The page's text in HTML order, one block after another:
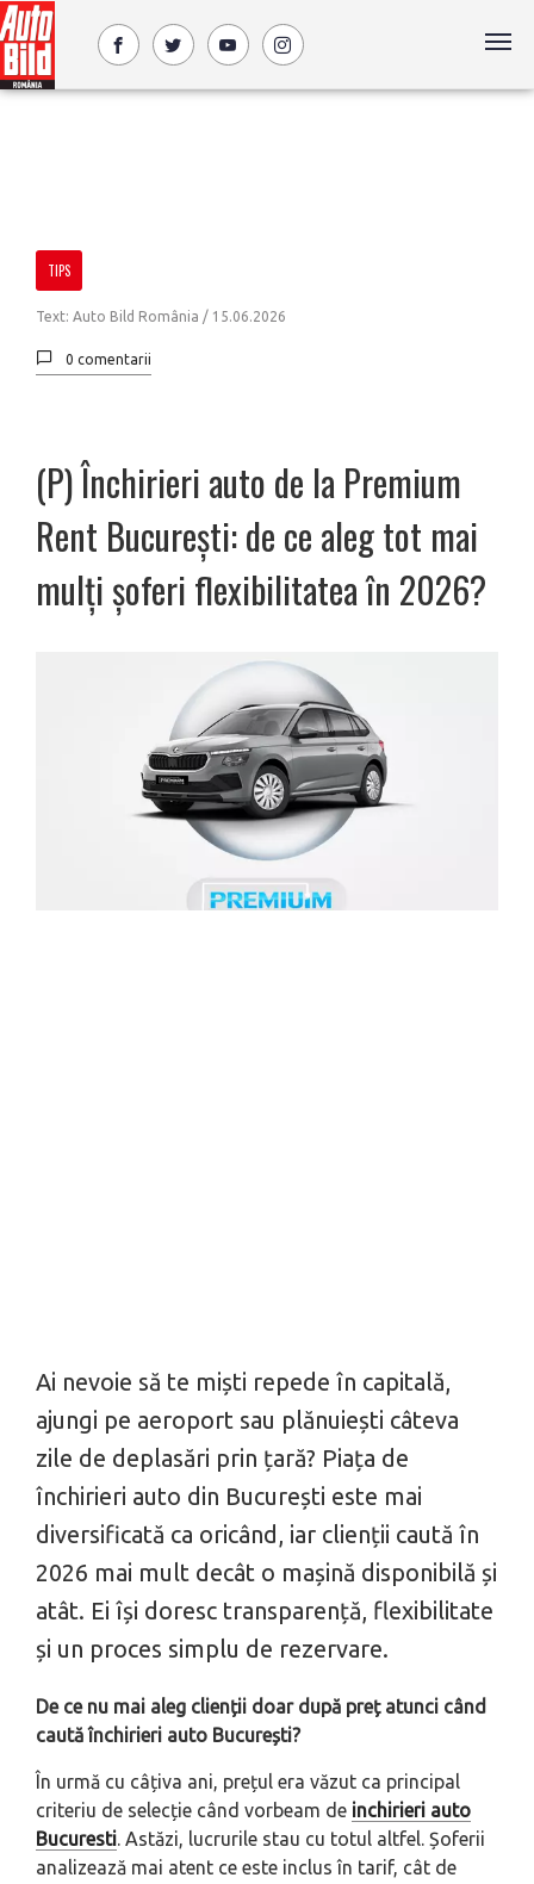
TIPS
Text: Auto Bild România / 15.06.2026
0 comentarii
(P) Închirieri auto de la Premium
Rent București: de ce aleg tot mai
mulți șoferi flexibilitatea în 2026?
Ai nevoie să te miști repede în capitală,
ajungi pe aeroport sau plănuiești câteva
zile de deplasări prin țară? Piața de
închirieri auto din București este mai
diversificată ca oricând, iar clienții caută în
2026 mai mult decât o mașină disponibilă și
atât. Ei își doresc transparență, flexibilitate
și un proces simplu de rezervare.
De ce nu mai aleg clienții doar după preț atunci când
caută închirieri auto București?
În urmă cu câțiva ani, prețul era văzut ca principal
criteriu de selecție când vorbeam de inchirieri auto
Bucuresti. Astăzi, lucrurile stau cu totul altfel. Șoferii
analizează mai atent ce este inclus în tarif, cât de